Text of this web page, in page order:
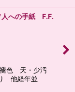
人への手紙 F.F.
褪色 天・少汚
他経年並